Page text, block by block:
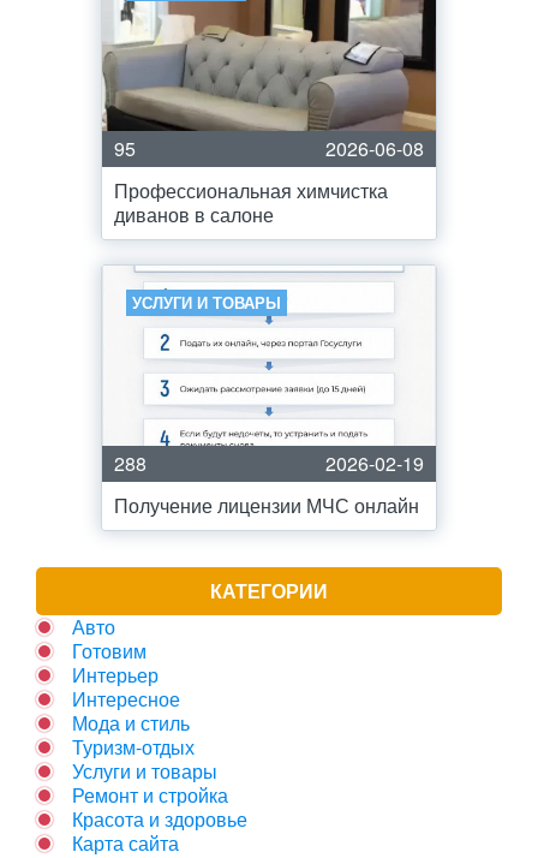
95
2026-06-08
Профессиональная химчистка
диванов в салоне
УСЛУГИ И ТОВАРЫ
288
2026-02-19
Получение лицензии МЧС онлайн
КАТЕГОРИИ
Авто
Готовим
Интерьер
Интересное
Мода и стиль
Туризм-отдых
Услуги и товары
Ремонт и стройка
Красота и здоровье
Карта сайта